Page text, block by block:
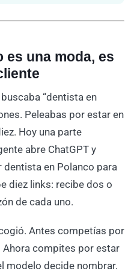
es una moda, es
“dentista en
Peleabas por estar en
Hoy una parte
abre ChatGPT y
dentista en Polanco para
diez links: recibe dos o
de cada uno.
Antes competías por
Ahora compites por estar
modelo decide nombrar.